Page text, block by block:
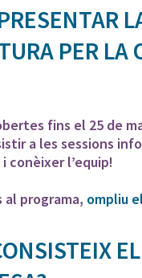
PER LA
fins el 25 de
a les sessions
conèixer l’equip!
al programa, ompliu